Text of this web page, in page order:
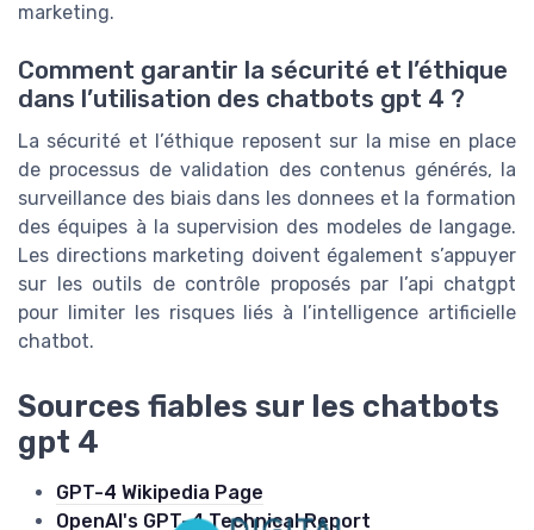
marketing.
Comment garantir la sécurité et l’éthique
dans l’utilisation des chatbots gpt 4 ?
La sécurité et l’éthique reposent sur la mise en place
de processus de validation des contenus générés, la
surveillance des biais dans les donnees et la formation
des équipes à la supervision des modeles de langage.
Les directions marketing doivent également s’appuyer
sur les outils de contrôle proposés par l’api chatgpt
pour limiter les risques liés à l’intelligence artificielle
chatbot.
Sources fiables sur les chatbots
gpt 4
GPT-4 Wikipedia Page
OpenAI's GPT-4 Technical Report